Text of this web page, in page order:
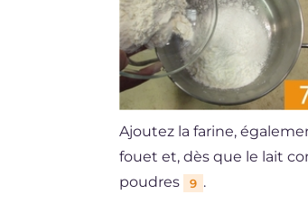
Ajoutez la farine,
fouet et, dès que le lait
poudres
9 .